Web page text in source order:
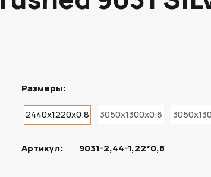
ПОД ЗАКАЗ
Размеры:
2440x1220x0.8 3050x1300x0.6
Артикул: 9031-2,44-1,22*0,8